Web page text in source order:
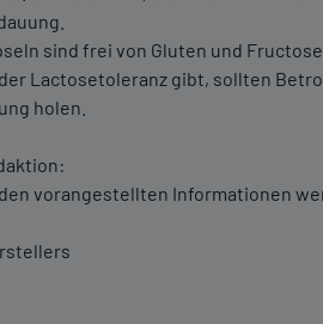
sind frei von Gluten und Fructose.
Lactosetoleranz gibt, sollten
holen.
vorangestellten Informationen